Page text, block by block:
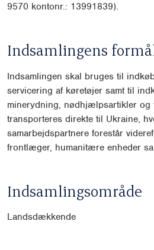
9570 kontonr.: 13991839).
Indsamlingens
Indsamlingen skal bruges til
servicering af køretøjer samt til
minerydning, nødhjælpsartikler
transporteres direkte til Ukraine,
samarbejdspartnere forestår
frontlæger, humanitære enheder
Indsamlingsområde
Landsdækkende